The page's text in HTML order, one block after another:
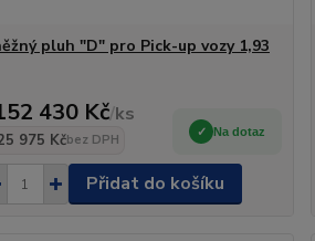
pluh "D" pro Pick-up vozy 1,93
430 Kč/ks
975 Kčbez DPH
Na dotaz
Přidat do košíku